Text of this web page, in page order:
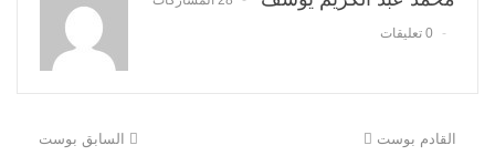
0 تعليقات
السابق بوست القادم بوست